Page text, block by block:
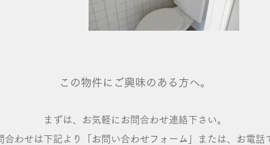
この物件にご興味のある方へ。
まずは、お気軽にお問合わせ連絡下さい。
合わせは下記より「お問い合わせフォーム」または、お電話